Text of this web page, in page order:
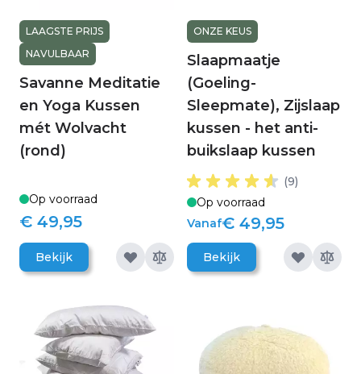
LAAGSTE PRIJS
NAVULBAAR
Savanne Meditatie
en Yoga Kussen
mét Wolvacht
(rond)
Op voorraad
€ 49,95
Bekijk
ONZE KEUS
Slaapmaatje
(Goeling-
Sleepmate), Zijslaap
kussen - het anti-
buikslaap kussen
(9)
Op voorraad
Vanaf€ 49,95
Bekijk